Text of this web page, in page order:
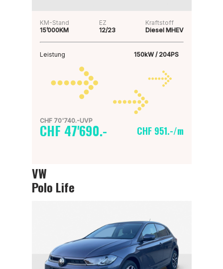
KM-Stand
15’000KM
EZ
12/23
Kraftstoff
Diesel MHEV
Leistung 150kW / 204PS
CHF 70'740.-UVP
CHF 47'690.- CHF 951.-/m
VW
Polo Life